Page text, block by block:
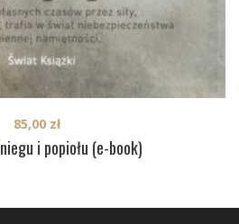
i popiołu (e-book)
85,00 zł